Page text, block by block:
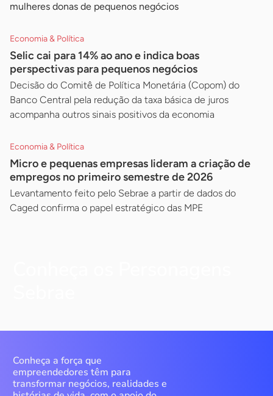
mulheres donas de pequenos negócios
Economia & Política
Selic cai para 14% ao ano e indica boas
perspectivas para pequenos negócios
Decisão do Comitê de Política Monetária (Copom) do
Banco Central pela redução da taxa básica de juros
acompanha outros sinais positivos da economia
Economia & Política
Micro e pequenas empresas lideram a criação de
empregos no primeiro semestre de 2026
Levantamento feito pelo Sebrae a partir de dados do
Caged confirma o papel estratégico das MPE
Conheça a força que
empreendedores têm para
transformar negócios, realidades e